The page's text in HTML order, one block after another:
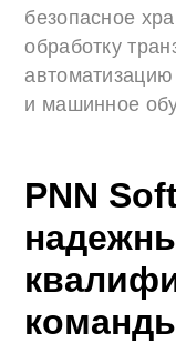
безопасное
обработку
и машинное
PNN